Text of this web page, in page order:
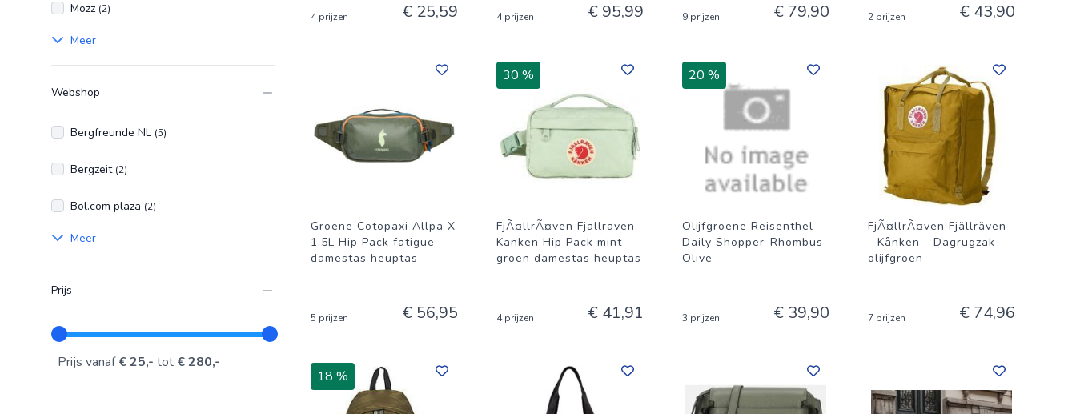
Mozz (2)
Meer
Webshop
Bergfreunde NL (5)
Bergzeit (2)
Bol.com plaza (2)
Meer
Prijs
Prijs vanaf€ 25,- tot € 280,-
4 prijzen € 25,59 4 prijzen € 95,99 9 prijzen € 79,90 2 prijzen € 43,90
Groene Cotopaxi Allpa X
1.5L Hip Pack fatigue
damestas heuptas
5 prijzen € 56,95
30 %
FjÃ¤llrÃ¤ven Fjallraven
Kanken Hip Pack mint
groen damestas heuptas
4 prijzen € 41,91
20 %
Olijfgroene Reisenthel
Daily Shopper-Rhombus
Olive
3 prijzen € 39,90
FjÃ¤llrÃ¤ven Fjällräven
- Kånken - Dagrugzak
olijfgroen
7 prijzen € 74,96
18 %